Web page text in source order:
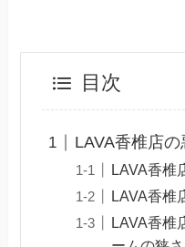
目次
LAVA香椎店
LAVA香椎
LAVA香椎
LAVA香椎